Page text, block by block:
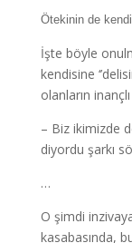
Ötekinin de
İşte böyle
kendisine
olanların
– Biz ikimizde
diyordu şarkı
…
O şimdi
kasabasında,